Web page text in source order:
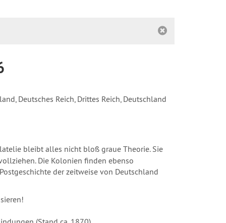
Deutsches Reich, Drittes Reich, Deutschland
bleibt alles nicht bloß graue Theorie. Sie
Die Kolonien finden ebenso
der zeitweise von Deutschland